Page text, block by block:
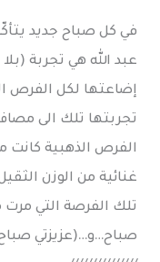
في كل صباح جديد
عبد الله هي تجربة
إضاعتها لكل الفرص
تجربتها تلك الى
الفرص الذهبية
غنائية من الوزن
تلك الفرصة التي
صباح…و…(عزيزتي